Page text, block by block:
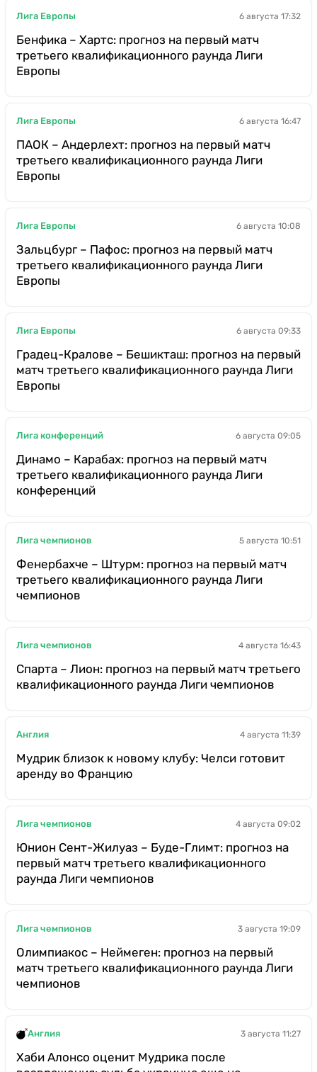
Лига Европы 6 августа 17:32
Бенфика – Хартс: прогноз на первый матч
третьего квалификационного раунда Лиги
Европы
Лига Европы 6 августа 16:47
ПАОК – Андерлехт: прогноз на первый матч
третьего квалификационного раунда Лиги
Европы
Лига Европы 6 августа 10:08
Зальцбург – Пафос: прогноз на первый матч
третьего квалификационного раунда Лиги
Европы
Лига Европы 6 августа 09:33
Градец-Кралове – Бешикташ: прогноз на первый
матч третьего квалификационного раунда Лиги
Европы
Лига конференций 6 августа 09:05
Динамо – Карабах: прогноз на первый матч
третьего квалификационного раунда Лиги
конференций
Лига чемпионов 5 августа 10:51
Фенербахче – Штурм: прогноз на первый матч
третьего квалификационного раунда Лиги
чемпионов
Лига чемпионов 4 августа 16:43
Спарта – Лион: прогноз на первый матч третьего
квалификационного раунда Лиги чемпионов
Англия 4 августа 11:39
Мудрик близок к новому клубу: Челси готовит
аренду во Францию
Лига чемпионов 4 августа 09:02
Юнион Сент-Жилуаз – Буде-Глимт: прогноз на
первый матч третьего квалификационного
раунда Лиги чемпионов
Лига чемпионов 3 августа 19:09
Олимпиакос – Неймеген: прогноз на первый
матч третьего квалификационного раунда Лиги
чемпионов
Англия 3 августа 11:27
Хаби Алонсо оценит Мудрика после